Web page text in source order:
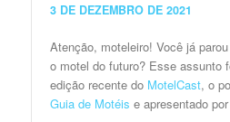
3 DE DEZEMBRO DE 2021
Atenção, moteleiro! Você já
o motel do futuro? Esse assunto
edição recente do MotelCast, o
Guia de Motéis e apresentado